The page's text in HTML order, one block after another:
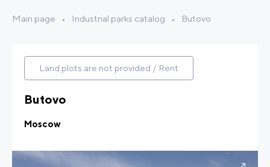
Main page • Industrial parks catalog • Butovo
Land plots are not provided / Rent
Butovo
Moscow